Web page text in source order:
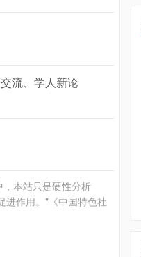
流、学人新论
本站只是硬性分析
进作用。"《中国特色社